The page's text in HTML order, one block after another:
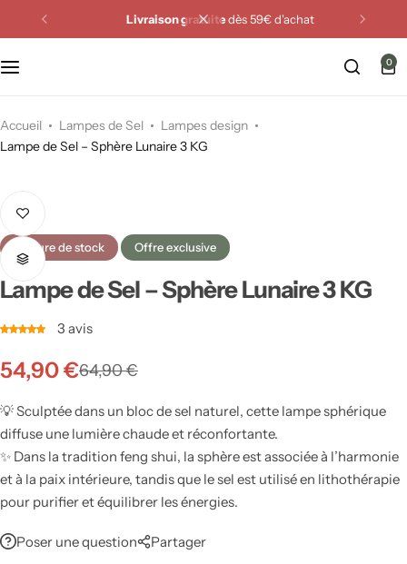
Livraison gratuitedès 59€ d'achat
0
Accueil Lampes de Sel
Lampes design
Lampe de Sel – Sphère Lunaire 3 KG
rupture de stock Offre exclusive
Lampe de Sel – Sphère Lunaire 3 KG
3 avis
64,90€
54,90€
💡 Sculptée dans un bloc de sel naturel, cette lampe sphérique
diffuse une lumière chaude et réconfortante.
✨ Dans la tradition feng shui, la sphère est associée à l’harmonie
et à la paix intérieure, tandis que le sel est utilisé en lithothérapie
pour purifier et équilibrer les énergies.
Poser une question Partager
Miroirs Feng Shui
Fontaines Feng Shui
Plaques & Supports énergétiques
Purification de la maison
Sauge & Palo Santo
Encens
Entrée Feng shui